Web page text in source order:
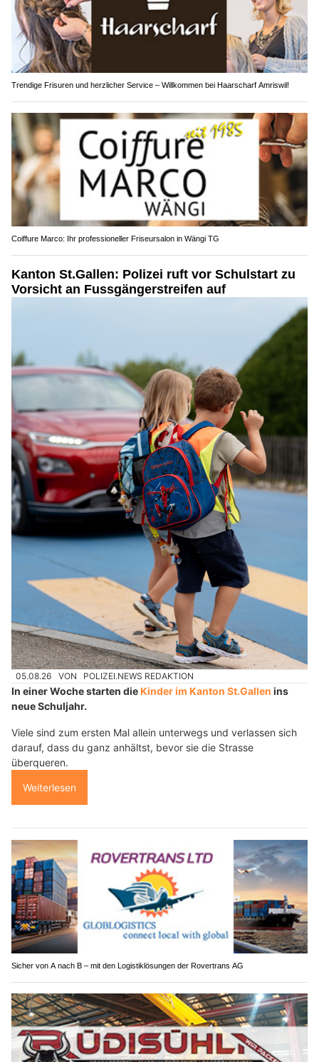
Trendige Frisuren und herzlicher Service – Willkommen bei Haarscharf Amriswil!
Coiffure Marco: Ihr professioneller Friseursalon in Wängi TG
Kanton St.Gallen: Polizei ruft vor Schulstart zu
Vorsicht an Fussgängerstreifen auf
05.08.26 VON POLIZEI.NEWS REDAKTION
In einer Woche starten dieKinder im Kanton St.Gallen ins
neue Schuljahr.
Viele sind zum ersten Mal allein unterwegs und verlassen sich
darauf, dass du ganz anhältst, bevor sie die Strasse
überqueren.
Weiterlesen
Sicher von A nach B – mit den Logistiklösungen der Rovertrans AG